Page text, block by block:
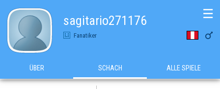
sagitario271176
Fanatiker 
☰
ÜBER SCHACH ALLE SPIELE